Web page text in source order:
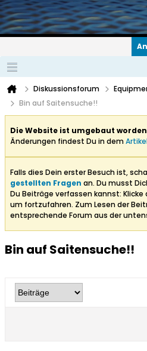
Diskussionsforum
Bin auf Saitensuche!!
Die Website ist umgebaut worden
Änderungen findest Du in dem
Falls dies Dein erster Besuch ist,
gestellten Fragen an. Du musst
Du Beiträge verfassen kannst:
um fortzufahren. Zum Lesen der
entsprechende Forum aus der
Bin auf Saitensuche!!